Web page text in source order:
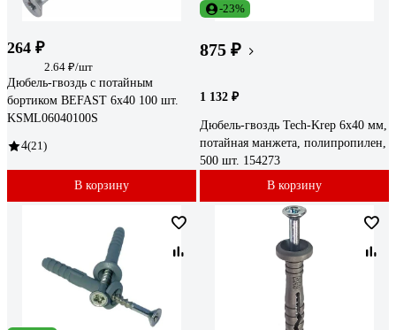
264 ₽
2.64 ₽/шт
Дюбель-гвоздь с потайным
бортиком BEFAST 6х40 100 шт.
KSML06040100S
4(21)
В корзину
-23%
875 ₽
1 132 ₽
Дюбель-гвоздь Tech-Krep 6x40 мм,
потайная манжета, полипропилен,
500 шт. 154273
В корзину